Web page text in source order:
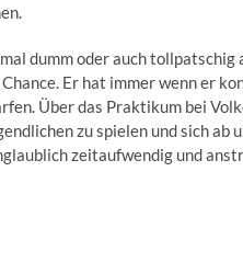
dumm oder auch
Er hat immer wenn er
Über das Praktikum bei
zu spielen und sich ab
zeitaufwendig und